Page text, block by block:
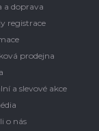
a doprava
registrace
prodejna
a slevové akce
o nás